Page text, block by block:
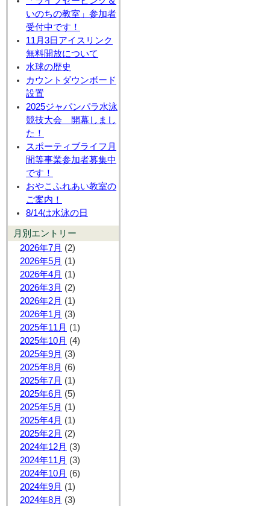
いのちの教室」参加者
受付中です！
11月3日アイスリンク
無料開放について
水球の歴史
カウントダウンボード
設置
2025ジャパンパラ水泳
競技大会 開幕しまし
た！
スポーティブライフ月
間等事業参加者募集中
です！
おやこふれあい教室の
ご案内！
8/14は水泳の日
月別エントリー
2026年7月 (2)
2026年5月 (1)
2026年4月 (1)
2026年3月 (2)
2026年2月 (1)
2026年1月 (3)
2025年11月 (1)
2025年10月 (4)
2025年9月 (3)
2025年8月 (6)
2025年7月 (1)
2025年6月 (5)
2025年5月 (1)
2025年4月 (1)
2025年2月 (2)
2024年12月 (3)
2024年11月 (3)
2024年10月 (6)
2024年9月 (1)
2024年8月 (3)